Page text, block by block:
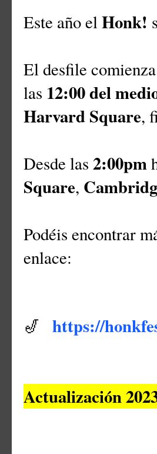
Este año elHonk!
El desfile
las 12:00 del
Harvard Square,
Desde las 2:00pm
Square,
Podéis encontrar
enlace:
🎷 https://
Actualización